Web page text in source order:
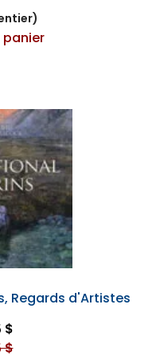
Regards d'Artistes
$
$